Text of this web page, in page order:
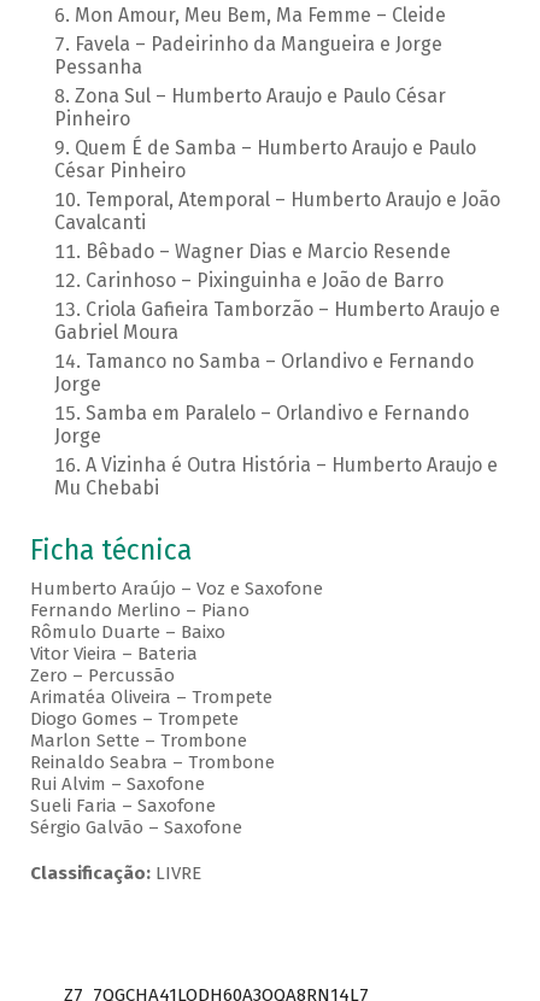
Mon Amour, Meu Bem, Ma Femme – Cleide
Favela – Padeirinho da Mangueira e Jorge
Pessanha
Zona Sul – Humberto Araujo e Paulo César
Pinheiro
Quem É de Samba – Humberto Araujo e Paulo
César Pinheiro
Temporal, Atemporal – Humberto Araujo e João
Cavalcanti
Bêbado – Wagner Dias e Marcio Resende
Carinhoso – Pixinguinha e João de Barro
Criola Gafieira Tamborzão – Humberto Araujo e
Gabriel Moura
Tamanco no Samba – Orlandivo e Fernando
Jorge
Samba em Paralelo – Orlandivo e Fernando
Jorge
A Vizinha é Outra História – Humberto Araujo e
Mu Chebabi
Ficha técnica
Humberto Araújo – Voz e Saxofone
Fernando Merlino – Piano
Rômulo Duarte – Baixo
Vitor Vieira – Bateria
Zero – Percussão
Arimatéa Oliveira – Trompete
Diogo Gomes – Trompete
Marlon Sette – Trombone
Reinaldo Seabra – Trombone
Rui Alvim – Saxofone
Sueli Faria – Saxofone
Sérgio Galvão – Saxofone
Classificação:LIVRE
Z7_7QGCHA41LODH60A3OQA8RN14L7